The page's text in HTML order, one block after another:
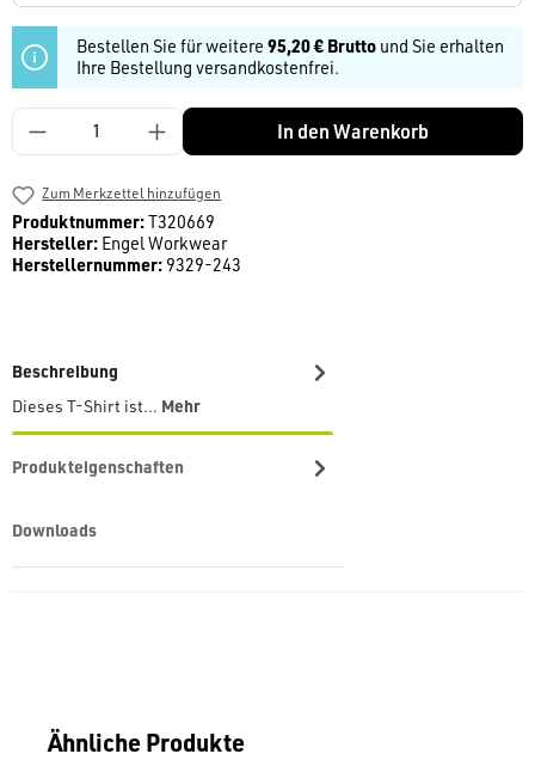
Bestellen Sie für weitere 95,20 € Brutto und Sie erhalten
Ihre Bestellung versandkostenfrei.
Produkt Anzahl: Gib den gewünschten Wert
In den Warenkorb
Zum Merkzettel hinzufügen
Produktnummer:T320669
Hersteller: Engel Workwear
Herstellernummer: 9329-243
Beschreibung
Dieses T-Shirt ist… Mehr
Produkteigenschaften
Downloads
Produktgalerie überspringen
Ähnliche Produkte